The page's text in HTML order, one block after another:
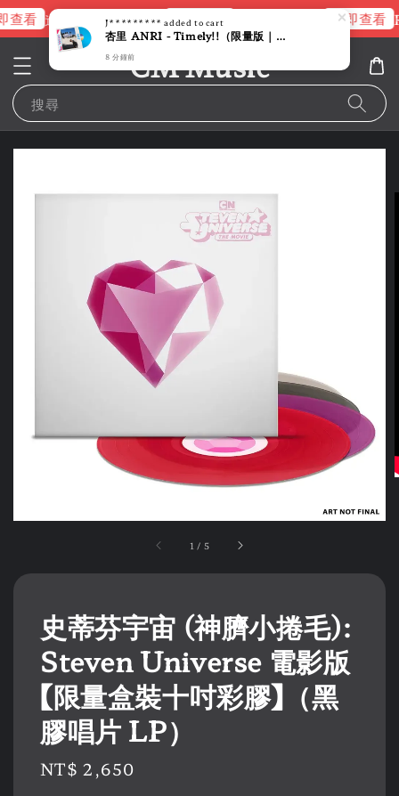
看 進擊的巨人片頭曲 立即查看 立即查看
CM Music
搜尋
1 / 5
史蒂芬宇宙 (神臍小捲毛):
Steven Universe 電影版
【限量盒裝十吋彩膠】（黑
膠唱片 LP）
Regular
NT$ 2,650
J********* added to cart
杏里 ANRI - Timely!!（限量版｜天空藍彩膠｜黑膠唱片 LP）
8 分鐘前